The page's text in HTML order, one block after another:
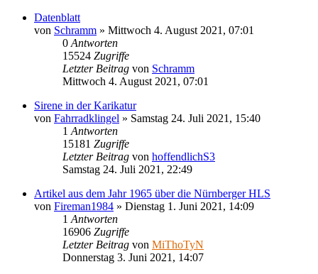
Datenblatt
von Schramm » Mittwoch 4. August 2021, 07:01
0 Antworten
15524 Zugriffe
Letzter Beitrag von Schramm
Mittwoch 4. August 2021, 07:01
Sirene in der Karikatur
von Fahrradklingel » Samstag 24. Juli 2021, 15:40
1 Antworten
15181 Zugriffe
Letzter Beitrag von hoffendlichS3
Samstag 24. Juli 2021, 22:49
Artikel aus dem Jahr 1965 über die Nürnberger HLS
von Fireman1984 » Dienstag 1. Juni 2021, 14:09
1 Antworten
16906 Zugriffe
Letzter Beitrag von MiThoTyN
Donnerstag 3. Juni 2021, 14:07